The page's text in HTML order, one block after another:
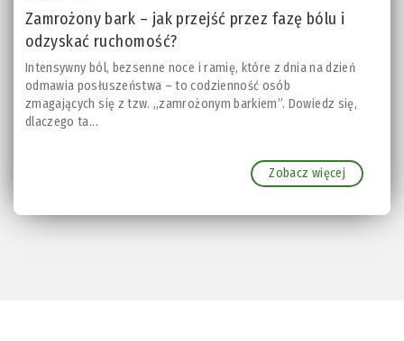
Zamrożony bark – jak przejść przez fazę bólu i
odzyskać ruchomość?
Intensywny ból, bezsenne noce i ramię, które z dnia na dzień
odmawia posłuszeństwa – to codzienność osób
zmagających się z tzw. „zamrożonym barkiem”. Dowiedz się,
dlaczego ta...
Zobacz więcej